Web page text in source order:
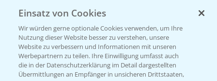
Beratung auf WhatsApp
T.+49 (0)174 346 564 1
KONTAKT
Einsatz von Cookies
Wir würden gerne optionale Cookies verwenden, um Ihre
Nutzung dieser Website besser zu verstehen, unsere
Website zu verbessern und Informationen mit unseren
Werbepartnern zu teilen. Ihre Einwilligung umfasst auch
die in der Datenschutzerklärung im Detail dargestellten
Übermittlungen an Empfänger in unsicheren Drittstaaten,